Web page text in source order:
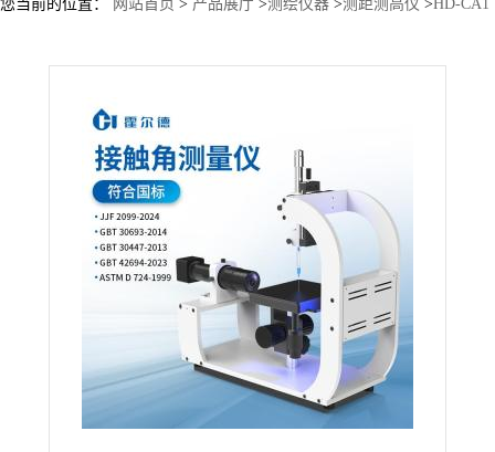
您当前的位置： 网站首页 > 产品展厅 >测绘仪器 >测距测高仪 >HD-CA1